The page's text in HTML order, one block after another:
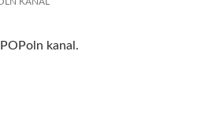
kanal.